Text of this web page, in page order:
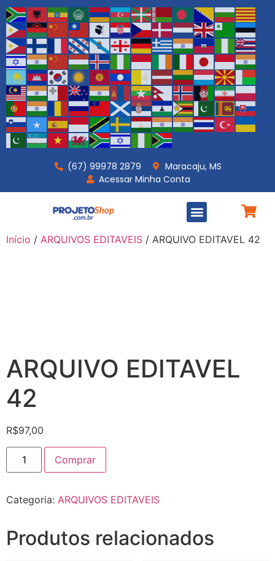
(67) 99978 2879
Maracaju, MS
Acessar Minha Conta
Início / ARQUIVOS EDITAVEIS / ARQUIVO EDITAVEL 42
ARQUIVO EDITAVEL
42
R$97,00
Comprar
Categoria: ARQUIVOS EDITAVEIS
Produtos relacionados